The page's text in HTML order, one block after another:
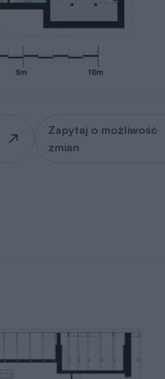
Zapytaj o możliwość
zmian